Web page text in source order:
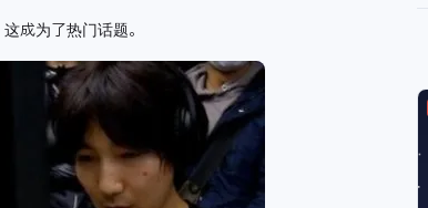
成为了热门话题。